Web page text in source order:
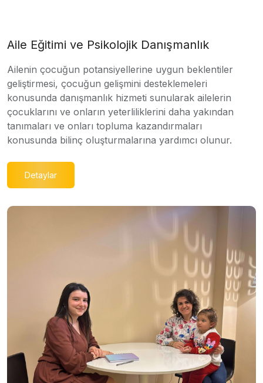
Aile Eğitimi ve Psikolojik Danışmanlık
Ailenin çocuğun potansiyellerine uygun beklentiler
geliştirmesi, çocuğun gelişmini desteklemeleri
konusunda danışmanlık hizmeti sunularak ailelerin
çocuklarını ve onların yeterliliklerini daha yakından
tanımaları ve onları topluma kazandırmaları
konusunda bilinç oluşturmalarına yardımcı olunur.
Detaylar